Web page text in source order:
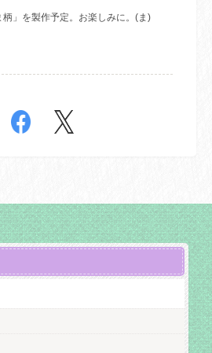
」を製作予定。お楽しみに。 (ま )